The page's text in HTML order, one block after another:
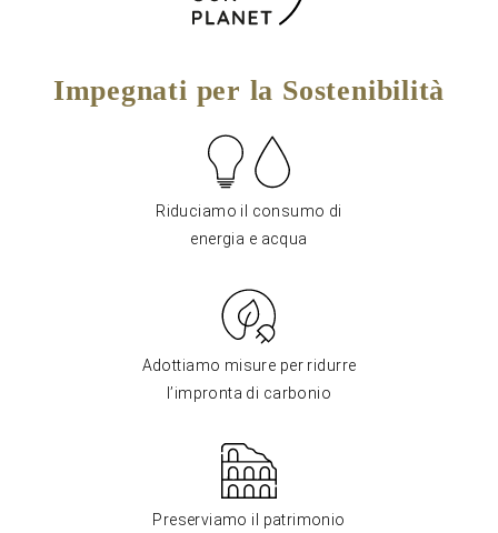
Impegnati per la Sostenibilità
Riduciamo il consumo di
energia e acqua
Adottiamo misure per ridurre
l’impronta di carbonio
Preserviamo il patrimonio